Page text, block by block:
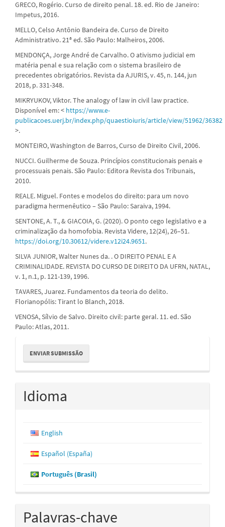
GRECO, Rogério. Curso de direito penal. 18. ed. Rio de Janeiro:
Impetus, 2016.
MELLO, Celso Antônio Bandeira de. Curso de Direito
Administrativo. 21ª ed. São Paulo: Malheiros, 2006.
MENDONÇA, Jorge André de Carvalho. O ativismo judicial em
matéria penal e sua relação com o sistema brasileiro de
precedentes obrigatórios. Revista da AJURIS, v. 45, n. 144, jun
2018, p. 331-348.
MIKRYUKOV, Viktor. The analogy of law in civil law practice.
Disponível em: < https://www.e-
publicacoes.uerj.br/index.php/quaestioiuris/article/view/51962/36382
>.
MONTEIRO, Washington de Barros, Curso de Direito Civil, 2006.
NUCCI. Guilherme de Souza. Princípios constitucionais penais e
processuais penais. São Paulo: Editora Revista dos Tribunais,
2010.
REALE. Miguel. Fontes e modelos do direito: para um novo
paradigma hermenêutico – São Paulo: Saraiva, 1994.
SENTONE, A. T., & GIACOIA, G. (2020). O ponto cego legislativo e a
criminalização da homofobia. Revista Videre, 12(24), 26–51.
https://doi.org/10.30612/videre.v12i24.9651.
SILVA JUNIOR, Walter Nunes da. . O DIREITO PENAL E A
CRIMINALIDADE. REVISTA DO CURSO DE DIREITO DA UFRN, NATAL,
v. 1, n.1, p. 121-139, 1996.
TAVARES, Juarez. Fundamentos da teoria do delito.
Florianopólis: Tirant lo Blanch, 2018.
VENOSA, Sílvio de Salvo. Direito civil: parte geral. 11. ed. São
Paulo: Atlas, 2011.
Enviar
Submissão
ENVIAR SUBMISSÃO
Idioma
English
Español (España)
Português (Brasil)
Palavras-chave